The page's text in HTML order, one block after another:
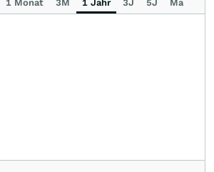
1 Monat 3M 1 Jahr 3J 5J Max